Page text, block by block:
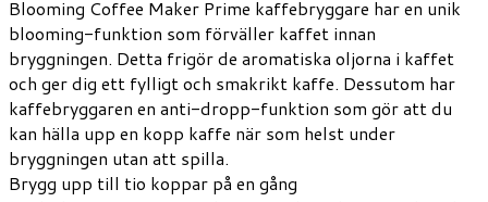
Blooming Coffee Maker Prime kaffebryggare har en unik
blooming-funktion som förväller kaffet innan
bryggningen. Detta frigör de aromatiska oljorna i kaffet
och ger dig ett fylligt och smakrikt kaffe. Dessutom har
kaffebryggaren en anti-dropp-funktion som gör att du
kan hälla upp en kopp kaffe när som helst under
bryggningen utan att spilla.
Brygg upp till tio koppar på en gång